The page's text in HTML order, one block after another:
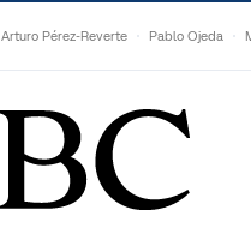
Arturo Pérez-Reverte Pablo Ojeda